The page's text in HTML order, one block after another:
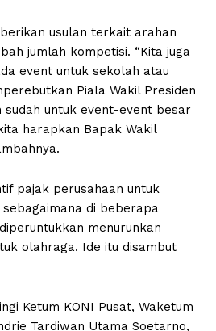
usulan terkait arahan
jumlah kompetisi. “Kita juga
event untuk sekolah atau
Piala Wakil Presiden
sudah untuk event-event besar
harapkan Bapak Wakil
pajak perusahaan untuk
di beberapa
menurunkan
olahraga. Ide itu disambut
Ketum KONI Pusat, Waketum
Tardiwan Utama Soetarno,